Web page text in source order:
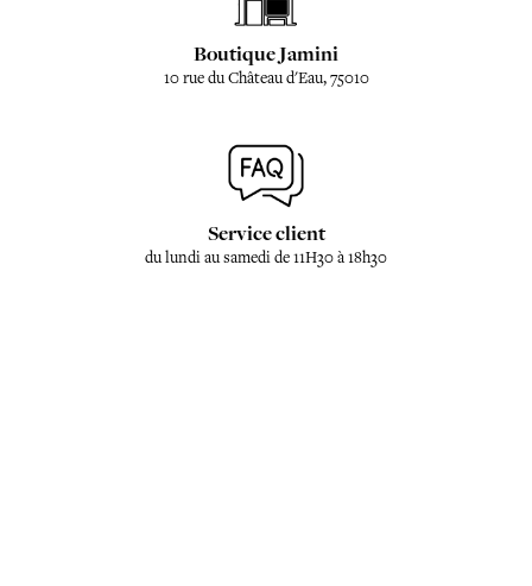
Boutique Jamini
10 rue du Château d'Eau, 75010
Service client
du lundi au samedi de 11H30 à 18h30